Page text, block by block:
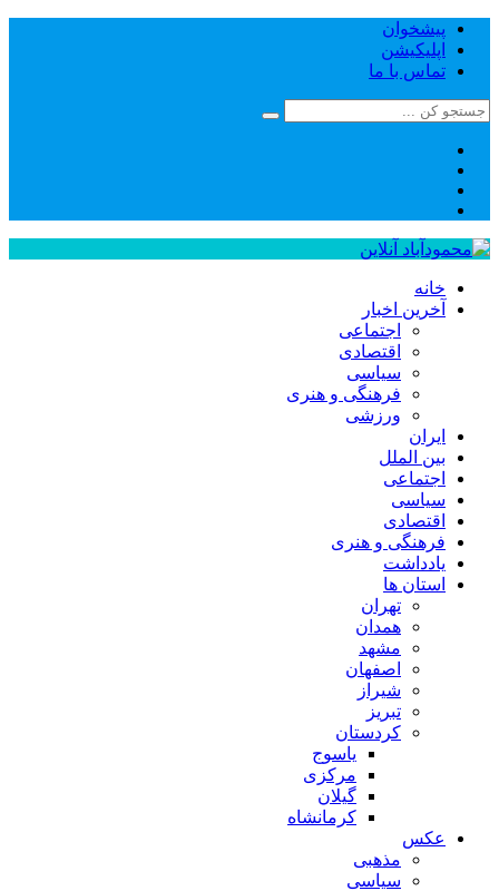
پیشخوان
اپلیکیشن
تماس با ما
خانه
آخرین اخبار
اجتماعی
اقتصادی
سیاسی
فرهنگی و هنری
ورزشی
ایران
بین الملل
اجتماعی
سیاسی
اقتصادی
فرهنگی و هنری
یادداشت
استان ها
تهران
همدان
مشهد
اصفهان
شیراز
تبریز
کردستان
یاسوج
مرکزی
گیلان
کرمانشاه
عکس
مذهبی
سیاسی